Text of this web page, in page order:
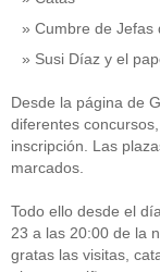
Cumbre de Jefas
Susi Díaz y el
Desde la página de
diferentes
inscripción. Las
marcados.
Todo ello desde el
23 a las 20:00 de la
gratas las visitas,